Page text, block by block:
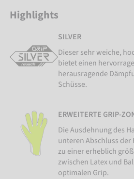
Highlights
SILVER
Dieser sehr weiche,
bietet einen
herausragende
Schüsse.
ERWEITERTE GRIP-
Die Ausdehnung des
unteren Abschluss
zu einer erheblich
zwischen Latex und
optimalen Grip.